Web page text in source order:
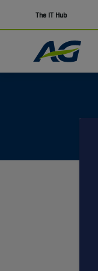
The IT Hub